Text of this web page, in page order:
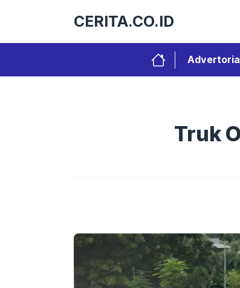
CERITA.CO.ID
Truk